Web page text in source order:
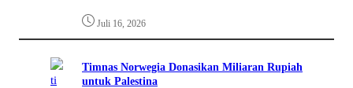
Juli 16, 2026
Timnas Norwegia Donasikan Miliaran Rupiah
untuk Palestina